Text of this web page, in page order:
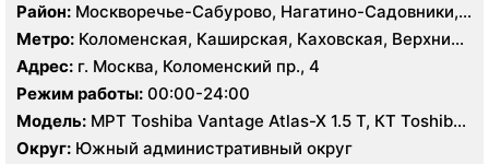
Район: Москворечье-Сабурово, Нагатино-Садовники,
Нагатинский Затон, Нагорный , Зюзино, Котловка
Метро: Коломенская, Каширская, Каховская, Верхние
Котлы, Варшавская, Нагатинская, Нагорная,
Нахимовский проспект, Севастопольская
Адрес: г. Москва, Коломенский пр., 4
Режим работы: 00:00-24:00
Модель: МРТ Toshiba Vantage Atlas-X 1.5 Т, КТ Toshiba
Aquilion 64 среза, УЗИ
Округ: Южный административный округ